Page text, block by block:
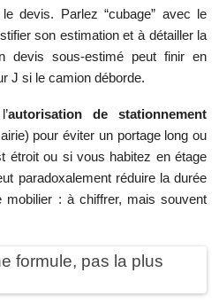
devis. Parlez “cubage” avec le
son estimation et à détailler la
devis sous-estimé peut finir en
J si le camion déborde.
autorisation de stationnement
pour éviter un portage long ou
étroit ou si vous habitez en étage
paradoxalement réduire la durée
mobilier : à chiffrer, mais souvent
formule, pas la plus